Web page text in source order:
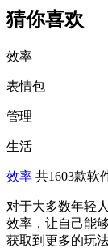
猜你喜欢
效率
表情包
管理
生活
效率 共1603款软
对于大多数年轻
效率，让自己能
获取到更多的玩